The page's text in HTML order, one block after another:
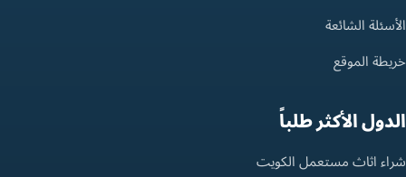
الأسئلة الشائعة
خريطة الموقع
الدول الأكثر طلباً
شراء اثاث مستعمل الكويت